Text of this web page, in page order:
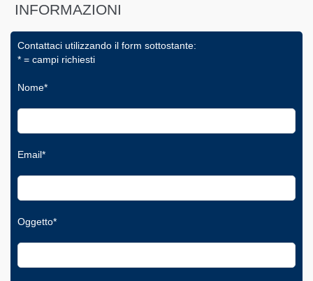
INFORMAZIONI
Contattaci utilizzando il form sottostante:
* = campi richiesti
Nome*
Email*
Oggetto*